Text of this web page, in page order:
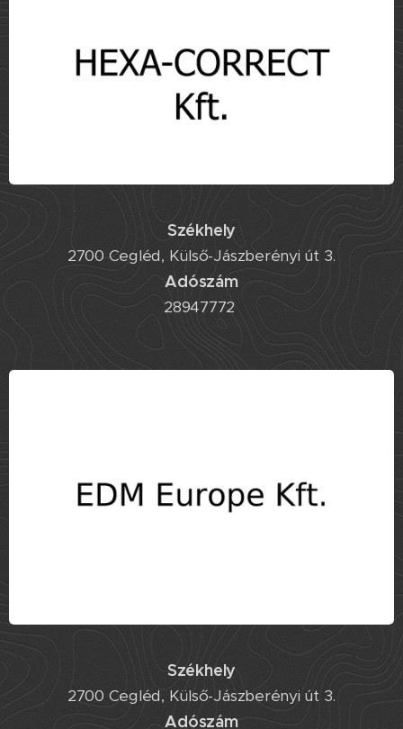
Székhely
2700 Cegléd, Külső-Jászberényi út 3.
Adószám
28947772
Székhely
2700 Cegléd, Külső-Jászberényi út 3.
Adószám